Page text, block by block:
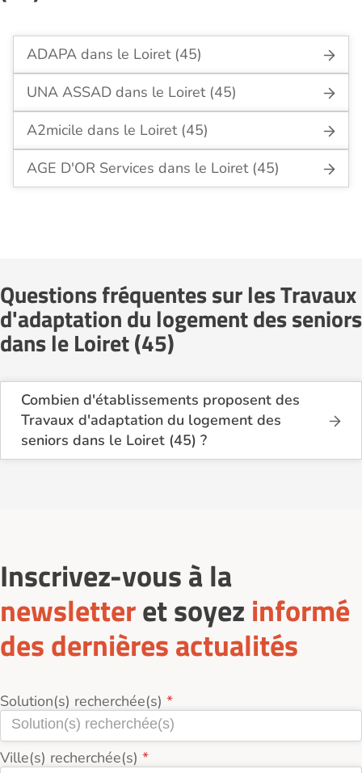
ADAPA dans le Loiret (45)
UNA ASSAD dans le Loiret (45)
A2micile dans le Loiret (45)
AGE D'OR Services dans le Loiret (45)
Questions fréquentes sur les Travaux
d'adaptation du logement des seniors
dans le Loiret (45)
Combien d'établissements proposent des
Travaux d'adaptation du logement des
seniors dans le Loiret (45) ?
Sur le site Logement-seniors.com, on recense
Inscrivez-vous à la
newsletteret soyez informé
des dernières actualités
Solution(s) recherchée(s)
Ville(s) recherchée(s)